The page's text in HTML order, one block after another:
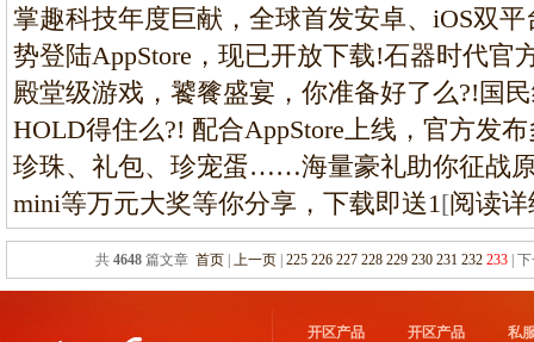
龙
掌趣科技年度巨献，全球首发安卓、iOS双
势登陆AppStore，现已开放下载!石器时代官
殿堂级游戏，饕餮盛宴，你准备好了么?!国
HOLD得住么?! 配合AppStore上线，官方发
珍珠、礼包、珍宠蛋……海量豪礼助你征战
mini等万元大奖等你分享，下载即送1[阅读详
共 4648篇文章 首页| 上一页| 225 226 227 228 229 230 231 232 233| 下
开区产品
开区产品
私